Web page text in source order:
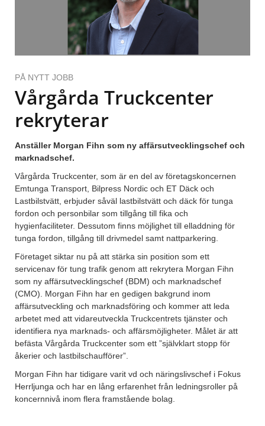
PÅ NYTT JOBB
Vårgårda Truckcenter
rekryterar
Anställer Morgan Fihn som ny affärsutvecklingschef och
marknadschef.
Vårgårda Truckcenter, som är en del av företagskoncernen
Emtunga Transport, Bilpress Nordic och ET Däck och
Lastbilstvätt, erbjuder såväl lastbilstvätt och däck för tunga
fordon och personbilar som tillgång till fika och
hygienfaciliteter. Dessutom finns möjlighet till elladdning för
tunga fordon, tillgång till drivmedel samt nattparkering.
Företaget siktar nu på att stärka sin position som ett
servicenav för tung trafik genom att rekrytera Morgan Fihn
som ny affärsutvecklingschef (BDM) och marknadschef
(CMO). Morgan Fihn har en gedigen bakgrund inom
affärsutveckling och marknadsföring och kommer att leda
arbetet med att vidareutveckla Truckcentrets tjänster och
identifiera nya marknads- och affärsmöjligheter. Målet är att
befästa Vårgårda Truckcenter som ett ”självklart stopp för
åkerier och lastbilschaufförer”.
Morgan Fihn har tidigare varit vd och näringslivschef i Fokus
Herrljunga och har en lång erfarenhet från ledningsroller på
koncernnivå inom flera framstående bolag.